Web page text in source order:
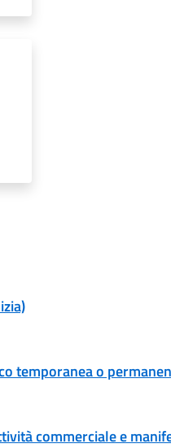
temporanea o
commerciale e